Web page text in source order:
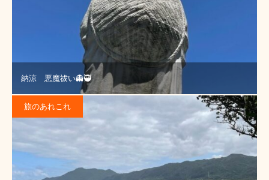
納涼 悪魔祓い👻🥷
旅のあれこれ